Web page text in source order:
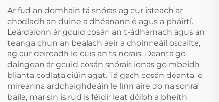
Greamaithe um Oíche,
Croíceann in aghaidh
Cnamhastar
Réiteach do
Róncaíocht Gléas Anti-
Roncach Tape Béal
Ar fud an domhain tá snóras ag cur isteach ar
chodladh an duine a dhéanann é agus a pháirtí.
Leárdaíonn ár gcuid cosán an t-ádharnach agus an
teanga chun an bealach aeir a choinneáil oscailte,
ag cur deireadh le cúis an ts nórais. Déanta go
daingean ár gcuid cosán snórais ionas go mbeidh
blianta codlata ciúin agat. Tá gach cosán déanta le
míreanna ardchaighdeáin le linn aire do na sonraí
baile, mar sin is rud is féidir leat dóibh a bheith